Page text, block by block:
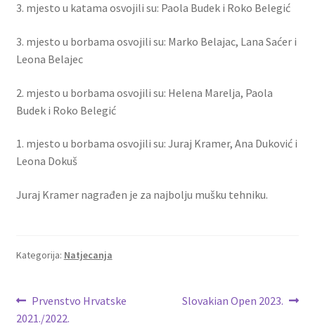
3. mjesto u katama osvojili su: Paola Budek i Roko Belegić
3. mjesto u borbama osvojili su: Marko Belajac, Lana Saćer i
Leona Belajec
2. mjesto u borbama osvojili su: Helena Marelja, Paola
Budek i Roko Belegić
1. mjesto u borbama osvojili su: Juraj Kramer, Ana Duković i
Leona Dokuš
Juraj Kramer nagrađen je za najbolju mušku tehniku.
Kategorija: Natjecanja
Navigacija
Prethodna
objava:
Prvenstvo Hrvatske
2021./2022.
Sljedeća
Slovakian Open 2023.